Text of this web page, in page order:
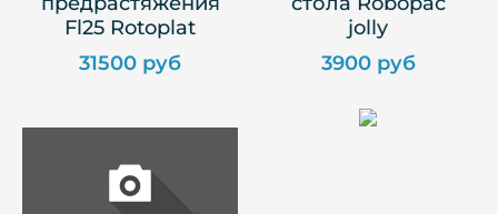
Fl25 Rotoplat
31500 руб
jolly
3900 руб